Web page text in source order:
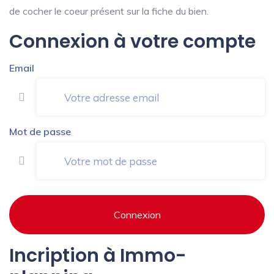
de cocher le coeur présent sur la fiche du bien.
Connexion à votre compte
Email
Mot de passe
Connexion
Incription à Immo-